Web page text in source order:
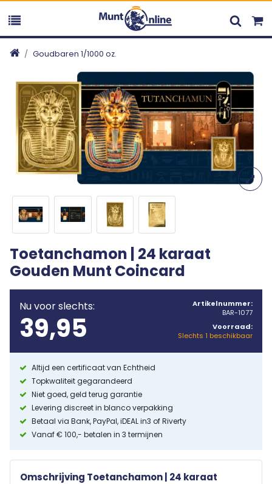
Goudbaren 1/1000 oz.
Toetanchamon | 24 karaat
Gouden Munt Coincard
Nu voor slechts:
39,95
Artikelnummer:
BAR-1077
Voorraad:
Slechts 1 beschikbaar
Altijd een certificaat van Echtheid
Topkwaliteit gegarandeerd
Niet goed, geld terug garantie
Levering discreet in blanco verpakking
Betaal via Bank, PayPal, iDEAL in3 of Riverty
Vanaf € 100,- betalen in 3 termijnen
Omschrijving Toetanchamon | 24 karaat